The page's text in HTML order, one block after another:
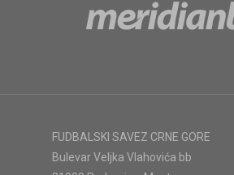
FUDBALSKI SAVEZ CRNE GORE
Bulevar Veljka Vlahovića bb